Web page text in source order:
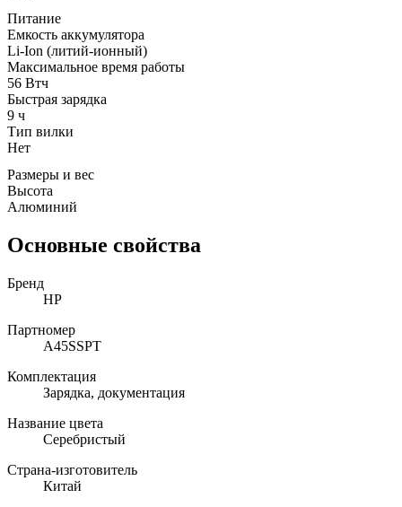
Питание
Емкость аккумулятора
Li-Ion (литий-ионный)
Максимальное время работы
56 Втч
Быстрая зарядка
9 ч
Тип вилки
Нет
Размеры и вес
Высота
Алюминий
Основные свойства
Бренд
HP
Партномер
A45SSPT
Комплектация
Зарядка, документация
Название цвета
Серебристый
Страна-изготовитель
Китай